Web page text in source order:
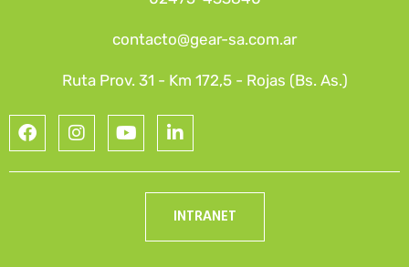
contacto@gear-sa.com.ar
Ruta Prov. 31 - Km 172,5 - Rojas (Bs. As.)
INTRANET